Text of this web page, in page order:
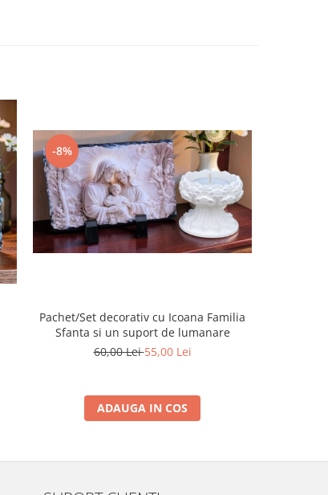
-8%
Pachet/Set decorativ cu Icoana Familia
Sfanta si un suport de lumanare
60,00 Lei55,00 Lei
ADAUGA IN COS